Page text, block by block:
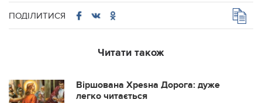
ПОДІЛИТИСЯ
Читати також
Віршована Хреsна Дорога: дуже
легко читається